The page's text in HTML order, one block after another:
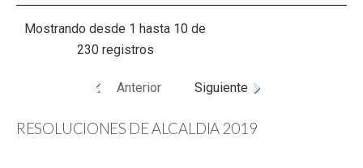
Mostrando desde 1 hasta 10 de
230 registros
Anterior Siguiente
RESOLUCIONES DE ALCALDIA 2019